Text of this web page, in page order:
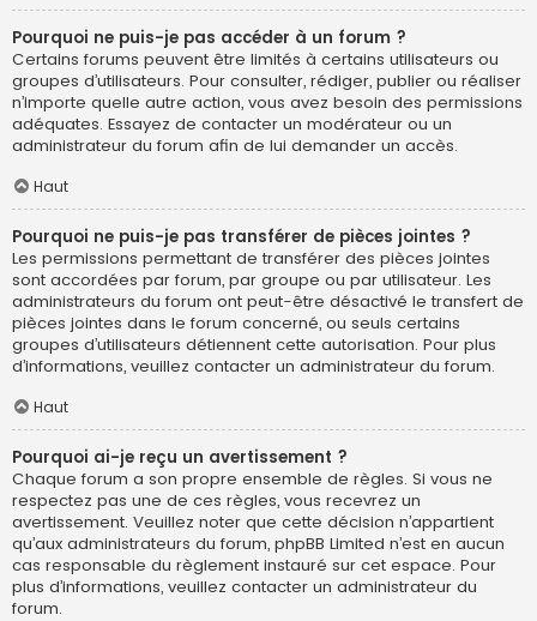
Pourquoi ne puis-je pas accéder à un forum ?
Certains forums peuvent être limités à certains utilisateurs ou
groupes d’utilisateurs. Pour consulter, rédiger, publier ou réaliser
n’importe quelle autre action, vous avez besoin des permissions
adéquates. Essayez de contacter un modérateur ou un
administrateur du forum afin de lui demander un accès.
Haut
Pourquoi ne puis-je pas transférer de pièces jointes ?
Les permissions permettant de transférer des pièces jointes
sont accordées par forum, par groupe ou par utilisateur. Les
administrateurs du forum ont peut-être désactivé le transfert de
pièces jointes dans le forum concerné, ou seuls certains
groupes d’utilisateurs détiennent cette autorisation. Pour plus
d’informations, veuillez contacter un administrateur du forum.
Haut
Pourquoi ai-je reçu un avertissement ?
Chaque forum a son propre ensemble de règles. Si vous ne
respectez pas une de ces règles, vous recevrez un
avertissement. Veuillez noter que cette décision n’appartient
qu’aux administrateurs du forum, phpBB Limited n’est en aucun
cas responsable du règlement instauré sur cet espace. Pour
plus d’informations, veuillez contacter un administrateur du
forum.